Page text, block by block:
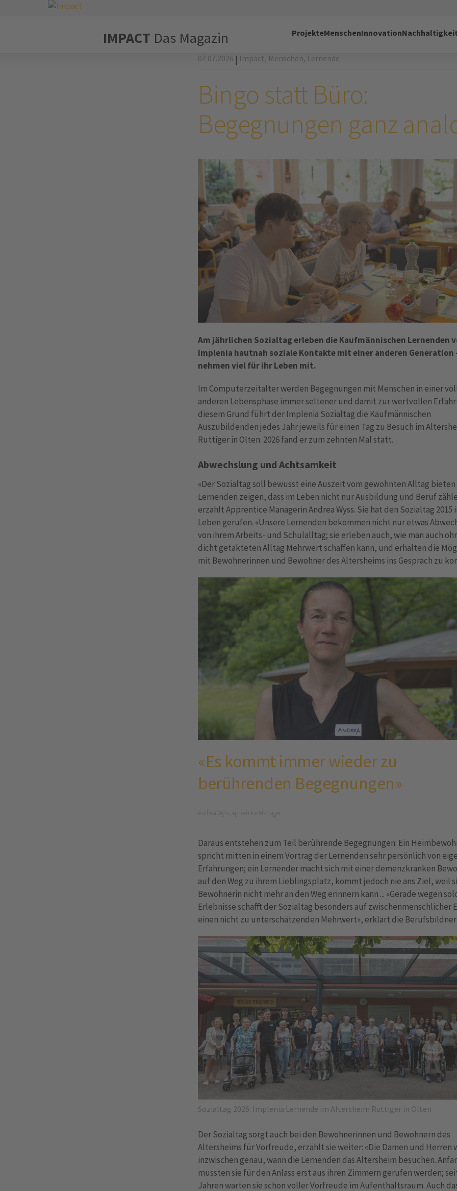
IMPACT Das Magazin ProjekteMenschenInnovation
07.07.2026 | Impact, Menschen, Lernende
Bingo statt Büro:
Begegnungen ganz
Am jährlichen Sozialtag erleben die Kaufmännischen Lernenden
Implenia hautnah soziale Kontakte mit einer anderen Generation
nehmen viel für ihr Leben mit.
Im Computerzeitalter werden Begegnungen mit Menschen in einer
anderen Lebensphase immer seltener und damit zur wertvollen
diesem Grund führt der Implenia Sozialtag die Kaufmännischen
Auszubildenden jedes Jahr jeweils für einen Tag zu Besuch im
Ruttiger in Olten. 2026 fand er zum zehnten Mal statt.
Abwechslung und Achtsamkeit
«Der Sozialtag soll bewusst eine Auszeit vom gewohnten Alltag
Lernenden zeigen, dass im Leben nicht nur Ausbildung und Beruf
erzählt Apprentice Managerin Andrea Wyss. Sie hat den Sozialtag 2015
Leben gerufen. «Unsere Lernenden bekommen nicht nur etwas
von ihrem Arbeits- und Schulalltag; sie erleben auch, wie man auch
dicht getakteten Alltag Mehrwert schaffen kann, und erhalten die
mit Bewohnerinnen und Bewohner des Altersheims ins Gespräch zu
«Es kommt immer wieder zu
berührenden Begegnungen»
Andrea Wyss, Apprentice Manager
Daraus entstehen zum Teil berührende Begegnungen: Ein
spricht mitten in einem Vortrag der Lernenden sehr persönlich von
Erfahrungen; ein Lernender macht sich mit einer demenzkranken
auf den Weg zu ihrem Lieblingsplatz, kommt jedoch nie ans Ziel, weil
Bewohnerin nicht mehr an den Weg erinnern kann ... «Gerade wegen
Erlebnisse schafft der Sozialtag besonders auf zwischenmenschlicher
einen nicht zu unterschätzenden Mehrwert», erklärt die
Sozialtag 2026: Implenia Lernende im Altersheim Ruttiger in Olten
Der Sozialtag sorgt auch bei den Bewohnerinnen und Bewohnern des
Altersheims für Vorfreude, erzählt sie weiter: «Die Damen und Herren
inzwischen genau, wann die Lernenden das Altersheim besuchen.
mussten sie für den Anlass erst aus ihren Zimmern gerufen werden;
Jahren warten sie schon voller Vorfreude im Aufenthaltsraum. Auch